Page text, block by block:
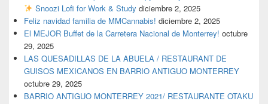
Snoozi Lofi for Work & Study diciembre 2, 2025
Feliz navidad familia de MMCannabis! diciembre 2, 2025
El MEJOR Buffet de la Carretera Nacional de Monterrey! octubre
29, 2025
LAS QUESADILLAS DE LA ABUELA / RESTAURANT DE
GUISOS MEXICANOS EN BARRIO ANTIGUO MONTERREY
octubre 29, 2025
BARRIO ANTIGUO MONTERREY 2021/ RESTAURANTE OTAKU